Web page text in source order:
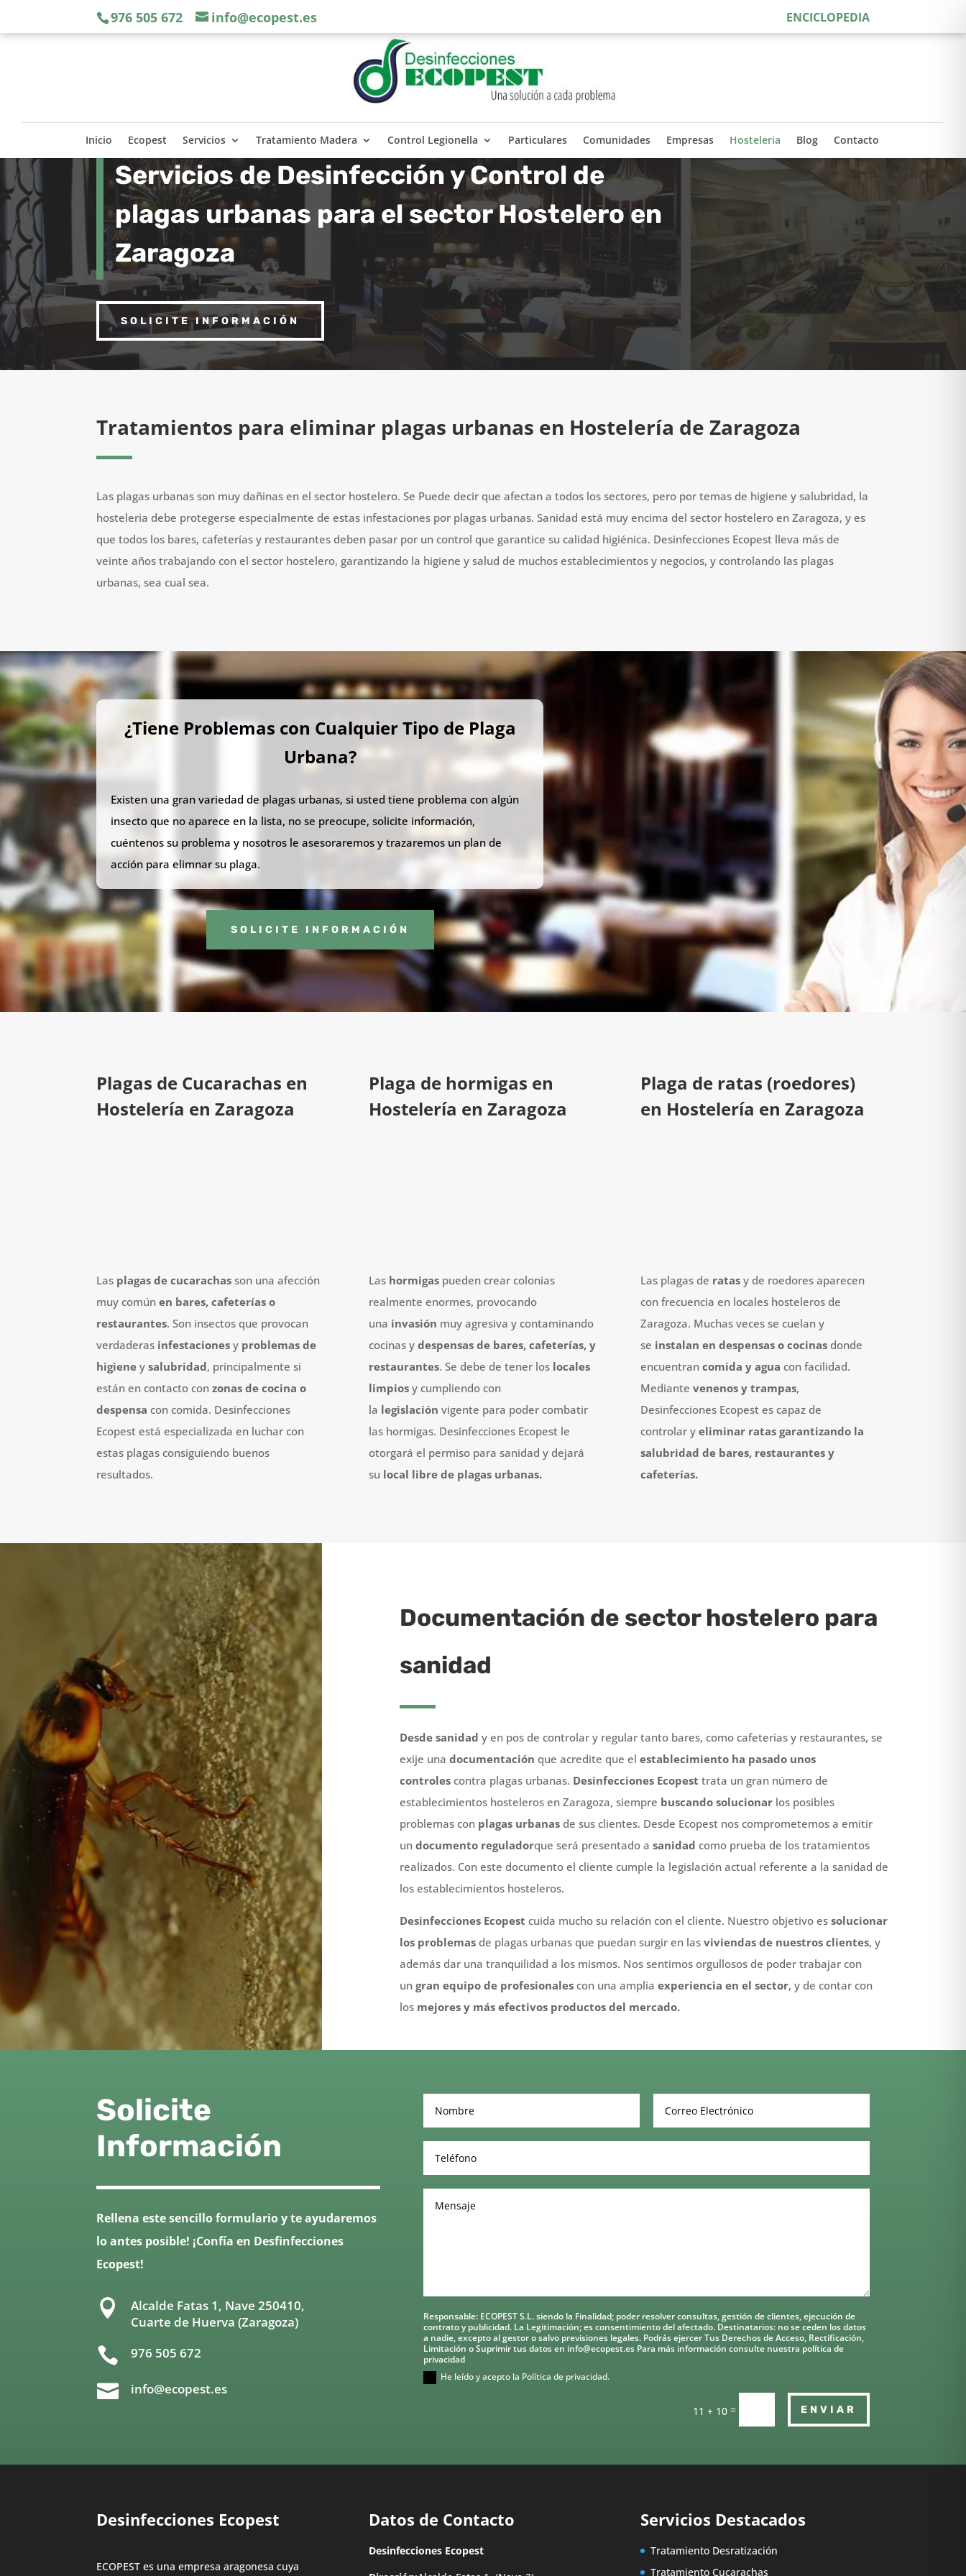
976 505 672 info@ecopest.es ENCICLOPEDIA
Inicio Ecopest Servicios Tratamiento Madera Control Legionella Particulares Comunidades Empresas Hosteleria Blog Contacto
Servicios de Desinfección y Control de
plagas urbanas para el sector Hostelero en
Zaragoza
SOLICITE INFORMACIÓN
Tratamientos para eliminar plagas urbanas en Hostelería de Zaragoza
Las plagas urbanas son muy dañinas en el sector hostelero. Se Puede decir que afectan a todos los sectores, pero por temas de higiene y salubridad, la
hosteleria debe protegerse especialmente de estas infestaciones por plagas urbanas. Sanidad está muy encima del sector hostelero en Zaragoza, y es
que todos los bares, cafeterías y restaurantes deben pasar por un control que garantice su calidad higiénica. Desinfecciones Ecopest lleva más de
veinte años trabajando con el sector hostelero, garantizando la higiene y salud de muchos establecimientos y negocios, y controlando las plagas
urbanas, sea cual sea.
¿Tiene Problemas con Cualquier Tipo de Plaga
Urbana?
Existen una gran variedad de plagas urbanas, si usted tiene problema con algún
insecto que no aparece en la lista, no se preocupe, solicite información,
cuéntenos su problema y nosotros le asesoraremos y trazaremos un plan de
acción para elimnar su plaga.
SOLICITE INFORMACIÓN
Plagas de Cucarachas en
Hostelería en Zaragoza
Las plagas de cucarachas son una afección
muy comúnen bares, cafeterías o
restaurantes. Son insectos que provocan
verdaderas infestaciones y problemas de
higiene ysalubridad, principalmente si
están en contacto conzonas de cocina o
despensacon comida. Desinfecciones
Ecopest está especializada en luchar con
estas plagas consiguiendo buenos
resultados.
Plaga de hormigas en
Hostelería en Zaragoza
Las hormigas pueden crear colonias
realmente enormes, provocando
una invasión muy agresiva y contaminando
cocinas y despensas de bares, cafeterías, y
restaurantes. Se debe de tener los locales
limpiosy cumpliendo con
la legislación vigente para poder combatir
las hormigas. Desinfecciones Ecopest le
otorgará el permiso para sanidad y dejará
su local libre de plagas urbanas.
Plaga de ratas (roedores)
en Hostelería en Zaragoza
Las plagas de ratasy de roedores aparecen
con frecuencia en locales hosteleros de
Zaragoza. Muchas veces se cuelan y
se instalan en despensas o cocinasdonde
encuentran comida y agua con facilidad.
Mediante venenos y trampas,
Desinfecciones Ecopest es capaz de
controlar y eliminar ratas garantizando la
salubridad de bares, restaurantes y
cafeterías.
Documentación de sector hostelero para
sanidad
Desde sanidad y en pos de controlar y regular tanto bares, como cafeterias y restaurantes, se
exije una documentación que acredite que el establecimiento ha pasado unos
controlescontra plagas urbanas. Desinfecciones Ecopest trata un gran número de
establecimientos hosteleros en Zaragoza, siempre buscando solucionarlos posibles
problemas con plagas urbanasde sus clientes. Desde Ecopest nos comprometemos a emitir
un documento reguladorque será presentado a sanidad como prueba de los tratamientos
realizados. Con este documento el cliente cumple la legislación actual referente a la sanidad de
los establecimientos hosteleros.
Desinfecciones Ecopest cuida mucho su relación con el cliente. Nuestro objetivo es solucionar
los problemasde plagas urbanas que puedan surgir en las viviendas de nuestros clientes, y
además dar una tranquilidad a los mismos. Nos sentimos orgullosos de poder trabajar con
un gran equipo de profesionalescon una amplia experiencia en el sector, y de contar con
los mejores y más efectivos productos del mercado.
Solicite
Información
Rellena este sencillo formulario y te ayudaremos
lo antes posible! ¡Confía en Desfinfecciones
Ecopest!

Alcalde Fatas 1, Nave 250410,
Cuarte de Huerva (Zaragoza)
 976 505 672
 info@ecopest.es
Responsable: ECOPEST S.L. siendo la Finalidad; poder resolver consultas, gestión de clientes, ejecución de
contrato y publicidad. La Legitimación; es consentimiento del afectado. Destinatarios: no se ceden los datos
a nadie, excepto al gestor o salvo previsiones legales. Podrás ejercer Tus Derechos de Acceso, Rectificación,
Limitación o Suprimir tus datos en info@ecopest.es Para más información consulte nuestra política de
privacidad
He leído y acepto la Política de privacidad.
11 + 10= ENVIAR
Desinfecciones Ecopest
ECOPEST es una empresa aragonesa cuya
Datos de Contacto
Desinfecciones Ecopest
Servicios Destacados
Tratamiento Desratización
Tratamiento Cucarachas